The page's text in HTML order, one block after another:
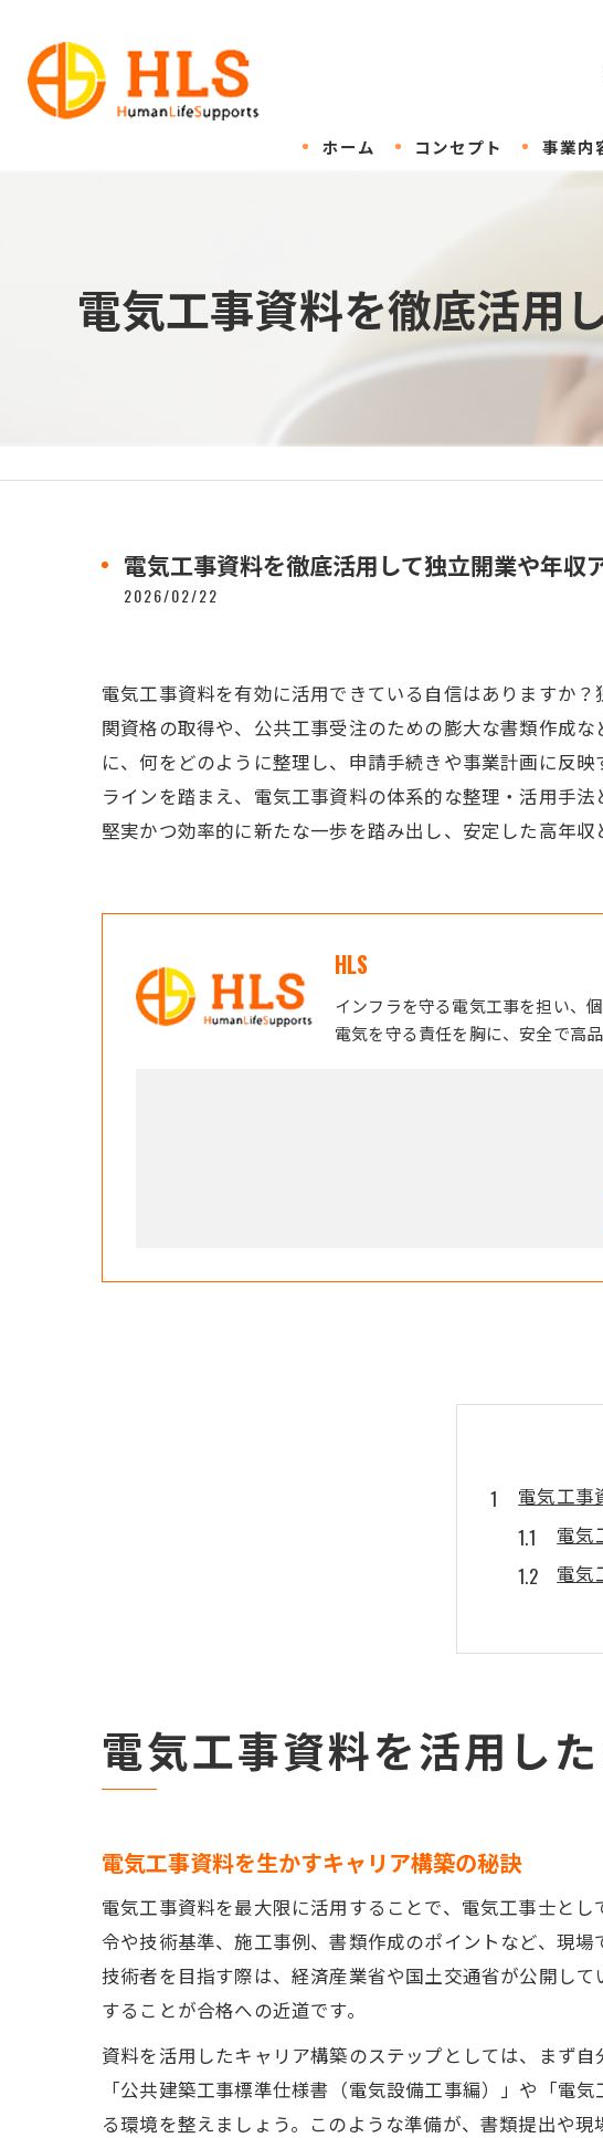
ホーム コンセプト 事業内
電気工事資料を徹底活用
電気工事資料を徹底活用して独立開業や年収
2026/02/22
電気工事資料を有効に活用できている自信はありますか
関資格の取得や、公共工事受注のための膨大な書類作成
に、何をどのように整理し、申請手続きや事業計画に反
ラインを踏まえ、電気工事資料の体系的な整理・活用手
堅実かつ効率的に新たな一歩を踏み出し、安定した高年
HLS
インフラを守る電気工事を担い、
電気を守る責任を胸に、安全で高
電気工事
電気
電気
資
電気
年収アッ
電気
電気
独立開業
公共
電気
電気工事資料を活用し
電気工事資料を生かすキャリア構築の秘訣
電気工事資料を最大限に活用することで、電気工事士と
令や技術基準、施工事例、書類作成のポイントなど、現
技術者を目指す際は、経済産業省や国土交通省が公開し
することが合格への近道です。
資料を活用したキャリア構築のステップとしては、まず
「公共建築工事標準仕様書（電気設備工事編）」や「電
る環境を整えましょう。このような準備が、書類提出や